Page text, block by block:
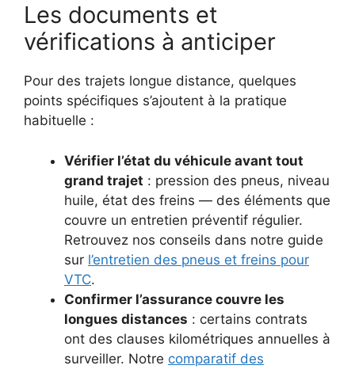
Les documents et
vérifications à anticiper
Pour des trajets longue distance, quelques
points spécifiques s’ajoutent à la pratique
habituelle :
Vérifier l’état du véhicule avant tout
grand trajet : pression des pneus, niveau
huile, état des freins — des éléments que
couvre un entretien préventif régulier.
Retrouvez nos conseils dans notre guide
sur l’entretien des pneus et freins pour
VTC.
Confirmer l’assurance couvre les
longues distances : certains contrats
ont des clauses kilométriques annuelles à
surveiller. Notre comparatif des